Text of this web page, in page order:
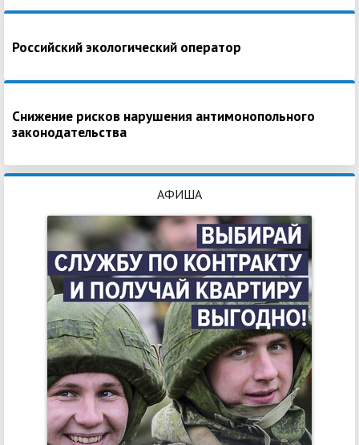
Российский экологический оператор
Снижение рисков нарушения антимонопольного
законодательства
АФИША